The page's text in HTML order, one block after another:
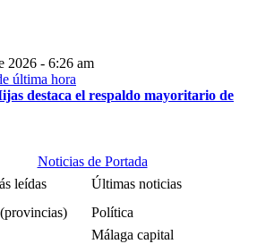
2026 - 6:26 am
destaca el respaldo mayoritario de
Noticias de Portada
leídas
Últimas noticias
Política
Málaga capital